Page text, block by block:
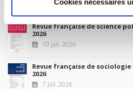
Cookies nécessaires
Revue française de science
2026
10 juil. 2026
Revue française de
2026
7 juil. 2026